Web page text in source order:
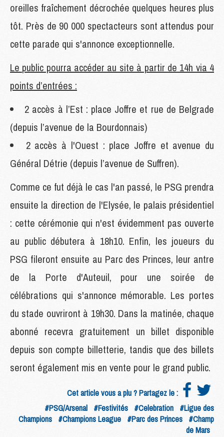
oreilles fraîchement décrochée quelques heures plus
tôt. Près de 90 000 spectacteurs sont attendus pour
cette parade qui s'annonce exceptionnelle.
Le public pourra accéder au site à partir de 14h via 4
points d’entrées :
2 accès à l’Est : place Joffre et rue de Belgrade
(depuis l’avenue de la Bourdonnais)
2 accès à l'Ouest : place Joffre et avenue du
Général Détrie (depuis l’avenue de Suffren).
Comme ce fut déjà le cas l'an passé, le PSG prendra
ensuite la direction de l'Elysée, le palais présidentiel
: cette cérémonie qui n'est évidemment pas ouverte
au public débutera à 18h10. Enfin, les joueurs du
PSG fileront ensuite au Parc des Princes, leur antre
de la Porte d'Auteuil, pour une soirée de
célébrations qui s'annonce mémorable. Les portes
du stade ouvriront à 19h30. Dans la matinée, chaque
abonné recevra gratuitement un billet disponible
depuis son compte billetterie, tandis que des billets
seront également mis en vente pour le grand public.
Cet article vous a plu ? Partagez le :
#PSG/Arsenal #Festivités #Celebration #Ligue des
Champions #Champions League #Parc des Princes #Champ
de Mars